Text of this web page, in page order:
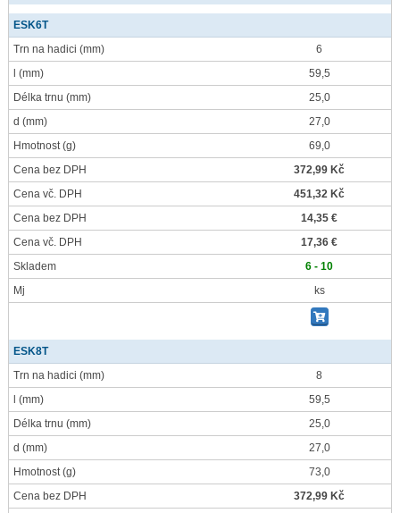
ESK6T
Trn na hadici (mm)
6
(mm)
59,5
Délka trnu (mm)
25,0
d (mm)
27,0
Hmotnost(g)
69,0
Cena bez DPH
372,99 Kč
Cena vč. DPH
451,32 Kč
Cena bez DPH
14,35 €
Cena vč. DPH
17,36 €
Skladem
6 - 10
Mj
ks
ESK8T
Trn na hadici (mm)
8
(mm)
59,5
Délka trnu (mm)
25,0
d (mm)
27,0
Hmotnost(g)
73,0
Cena bez DPH
372,99 Kč